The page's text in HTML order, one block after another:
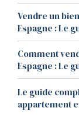
Vendre un
Espagne : Le
Comment
Espagne : Le
Le guide
appartement